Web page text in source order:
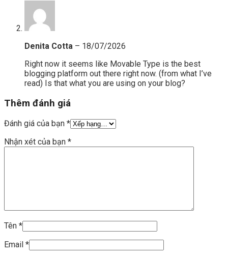
Denita Cotta – 18/07/2026
Right now it seems like Movable Type is the best
blogging platform out there right now. (from what I’ve
read) Is that what you are using on your blog?
Thêm đánh giá
Đánh giá của bạn *
Nhận xét của bạn *
Tên *
Email *